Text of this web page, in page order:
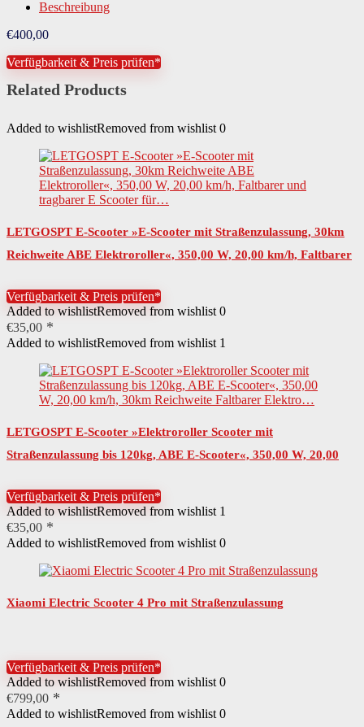
Modus
Leistung Akku in Volt 36,00 V
Beschaffenheit Trittfläche rutschfest
Art Räder Vollgummireifen
Anzahl Räder 2
Steigfähigkeit 15,00 °
Federung Stoßdämpfer hinten
Rechtliche Pflichten KennzeichenpflichtVersicherungspflicht
Beschreibung
€400,00
Verfügbarkeit & Preis prüfen*
Related Products
Added to wishlistRemoved from wishlist 0
LETGOSPT E-Scooter »E-Scooter mit Straßenzulassung, 30km
Reichweite ABE Elektroroller«, 350,00 W, 20,00 km/h, Faltbarer
Verfügbarkeit & Preis prüfen*
Added to wishlistRemoved from wishlist 0
€35,00
Added to wishlistRemoved from wishlist 1
LETGOSPT E-Scooter »Elektroroller Scooter mit
Straßenzulassung bis 120kg, ABE E-Scooter«, 350,00 W, 20,00
Verfügbarkeit & Preis prüfen*
Added to wishlistRemoved from wishlist 1
€35,00
Added to wishlistRemoved from wishlist 0
Xiaomi Electric Scooter 4 Pro mit Straßenzulassung
Verfügbarkeit & Preis prüfen*
Added to wishlistRemoved from wishlist 0
€799,00
Added to wishlistRemoved from wishlist 0